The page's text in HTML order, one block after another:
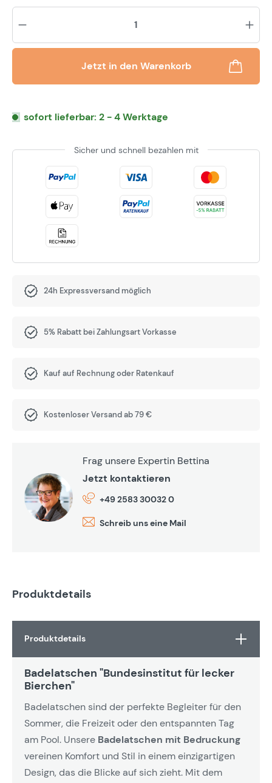
Jetzt in den Warenkorb
sofort lieferbar: 2 - 4 Werktage
Sicher und schnell bezahlen mit
24h Expressversand möglich
5% Rabatt bei Zahlungsart Vorkasse
Kauf auf Rechnung oder Ratenkauf
Kostenloser Versand ab 79 €
Frag unsere Expertin Bettina
Jetzt kontaktieren
+49 2583 30032 0
Schreib uns eine Mail
Produktdetails
Produktdetails
Badelatschen "Bundesinstitut für lecker
Bierchen"
Badelatschen sind der perfekte Begleiter für den
Sommer, die Freizeit oder den entspannten Tag
am Pool. Unsere Badelatschen mit Bedruckung
vereinen Komfort und Stil in einem einzigartigen
Design, das die Blicke auf sich zieht. Mit dem